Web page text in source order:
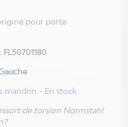
pour porte
FL50701180
mandrin - En stock
de torsion Normstahl